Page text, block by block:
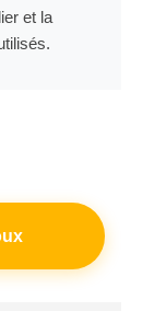
et la